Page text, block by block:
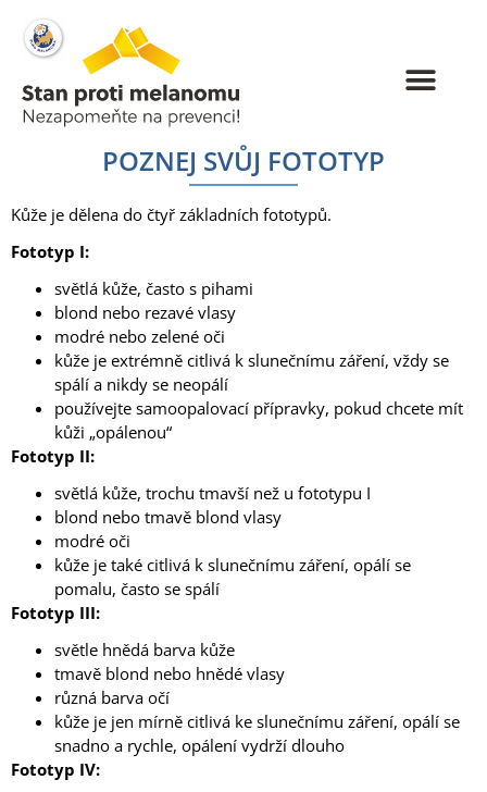
POZNEJ SVŮJ FOTOTYP
Kůže je dělena do čtyř základních fototypů.
Fototyp I:
světlá kůže, často s pihami
blond nebo rezavé vlasy
modré nebo zelené oči
kůže je extrémně citlivá k slunečnímu záření, vždy se
spálí a nikdy se neopálí
používejte samoopalovací přípravky, pokud chcete mít
kůži „opálenou“
Fototyp II:
světlá kůže, trochu tmavší než u fototypu I
blond nebo tmavě blond vlasy
modré oči
kůže je také citlivá k slunečnímu záření, opálí se
pomalu, často se spálí
Fototyp III:
světle hnědá barva kůže
tmavě blond nebo hnědé vlasy
různá barva očí
kůže je jen mírně citlivá ke slunečnímu záření, opálí se
snadno a rychle, opálení vydrží dlouho
Fototyp IV: